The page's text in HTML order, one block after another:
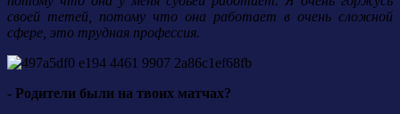
своей тетей, потому что она работает в очень сложной
сфере, это трудная профессия.
- Родители были на твоих матчах?